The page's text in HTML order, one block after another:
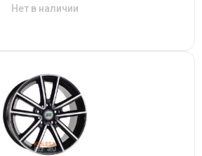
Нет в наличии